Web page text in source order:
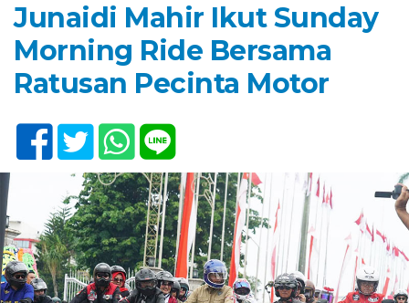
Junaidi Mahir Ikut Sunday
Morning Ride Bersama
Ratusan Pecinta Motor